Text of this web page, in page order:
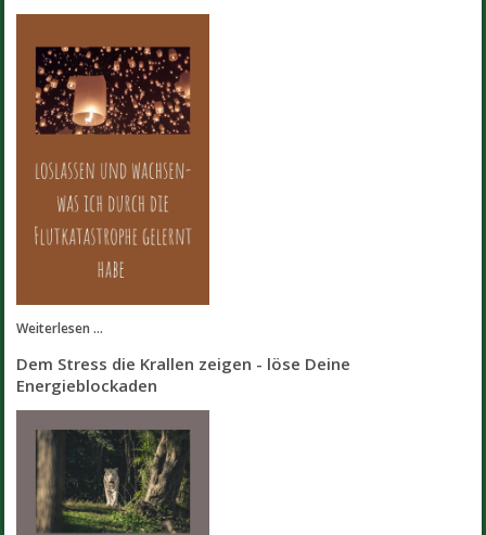
Weiterlesen ...
Dem Stress die Krallen zeigen - löse Deine
Energieblockaden